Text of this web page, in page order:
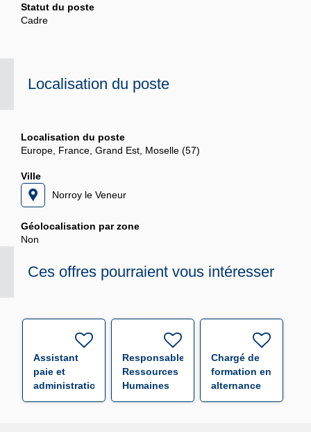
Statut du poste
Cadre
Localisation du poste
Localisation du poste
Europe, France, Grand Est, Moselle (57)
Ville
Norroy le Veneur
Géolocalisation par zone
Non
Ces offres pourraient vous intéresser
Assistant
paie et
administration
du
Responsable
Ressources
Humaines
F/H
Chargé de
formation en
alternance
F/H